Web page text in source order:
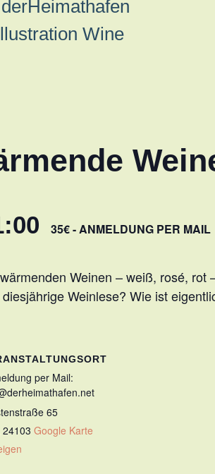
35€ - ANMELDUNG PER MAIL
Weinen – weiß, rosé, rot
Weinlese? Wie ist
per Mail:
65
24103 Google Karte